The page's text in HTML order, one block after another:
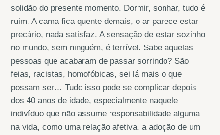
solidão do presente momento. Dormir, sonhar, tudo é
ruim. A cama fica quente demais, o ar parece estar
precário, nada satisfaz. A sensação de estar sozinho
no mundo, sem ninguém, é terrível. Sabe aquelas
pessoas que acabaram de passar sorrindo? São
feias, racistas, homofóbicas, sei lá mais o que
possam ser… Tudo isso pode se complicar depois
dos 40 anos de idade, especialmente naquele
indivíduo que não assume responsabilidade alguma
na vida, como uma relação afetiva, a adoção de um